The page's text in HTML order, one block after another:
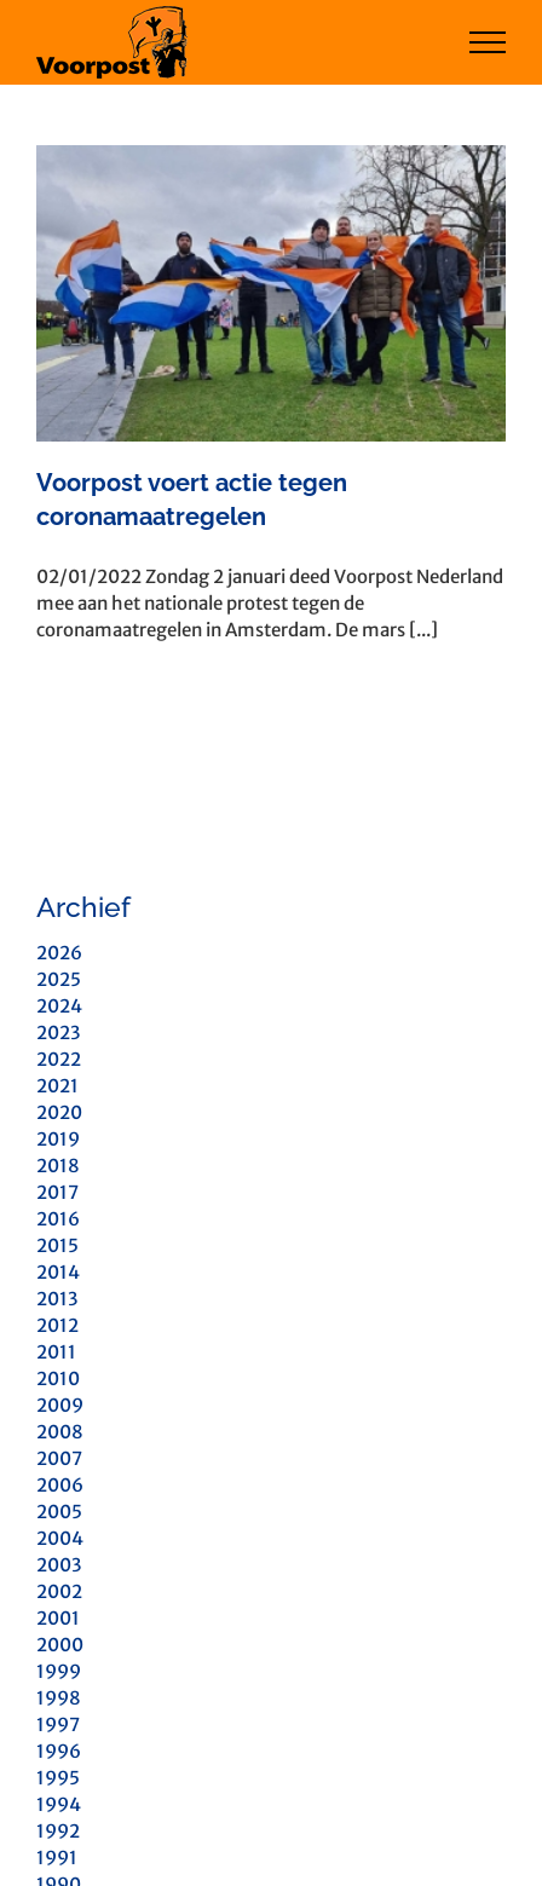
inhoud
Voorpost voert actie tegen
coronamaatregelen
02/01/2022 Zondag 2 januari deed Voorpost Nederland
mee aan het nationale protest tegen de
coronamaatregelen in Amsterdam. De mars [...]
Archief
2026
2025
2024
2023
2022
2021
2020
2019
2018
2017
2016
2015
2014
2013
2012
2011
2010
2009
2008
2007
2006
2005
2004
2003
2002
2001
2000
1999
1998
1997
1996
1995
1994
1992
1991